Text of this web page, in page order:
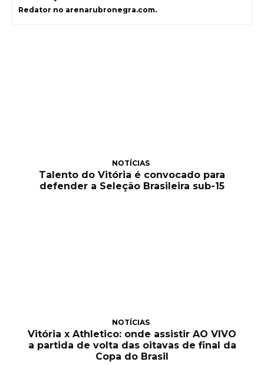
Redator no arenarubronegra.com.
NOTÍCIAS
Talento do Vitória é convocado para
defender a Seleção Brasileira sub-15
NOTÍCIAS
Vitória x Athletico: onde assistir AO VIVO
a partida de volta das oitavas de final da
Copa do Brasil